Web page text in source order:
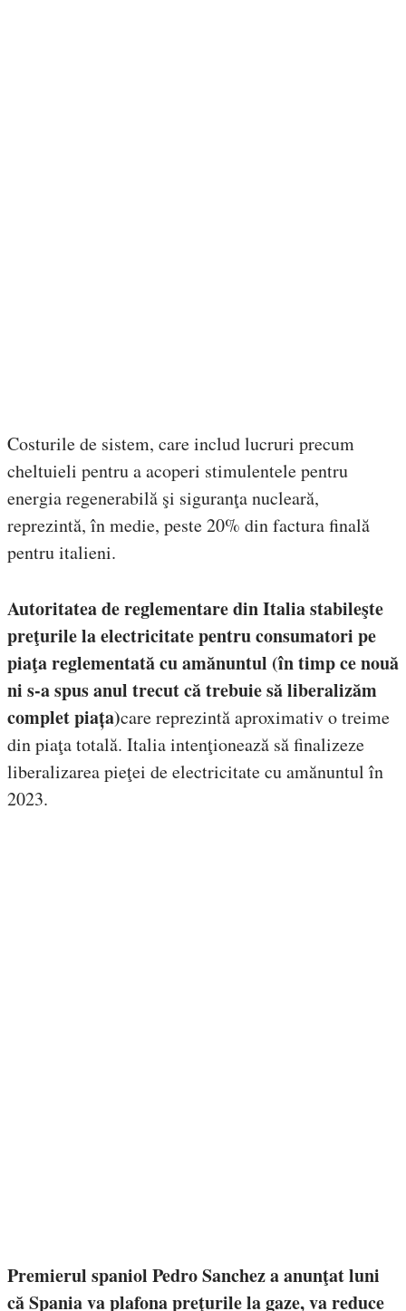
Costurile de sistem, care includ lucruri precum
cheltuieli pentru a acoperi stimulentele pentru
energia regenerabilă şi siguranţa nucleară,
reprezintă, în medie, peste 20% din factura finală
pentru italieni.
Autoritatea de reglementare din Italia stabileşte
preţurile la electricitate pentru consumatori pe
piaţa reglementată cu amănuntul (în timp ce nouă
ni s-a spus anul trecut că trebuie să liberalizăm
complet piața)care reprezintă aproximativ o treime
din piaţa totală. Italia intenţionează să finalizeze
liberalizarea pieţei de electricitate cu amănuntul în
2023.
Premierul spaniol Pedro Sanchez a anunţat luni
că Spania va plafona preţurile la gaze, va reduce